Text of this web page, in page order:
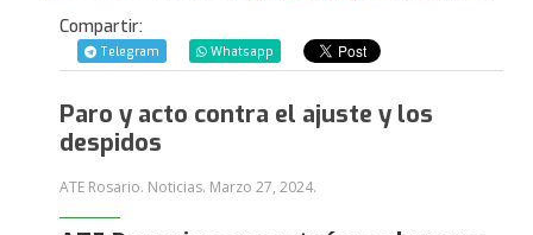
Compartir:
Telegram Whatsapp
Paro y acto contra el ajuste y los
despidos
ATE Rosario. Noticias. Marzo 27, 2024.